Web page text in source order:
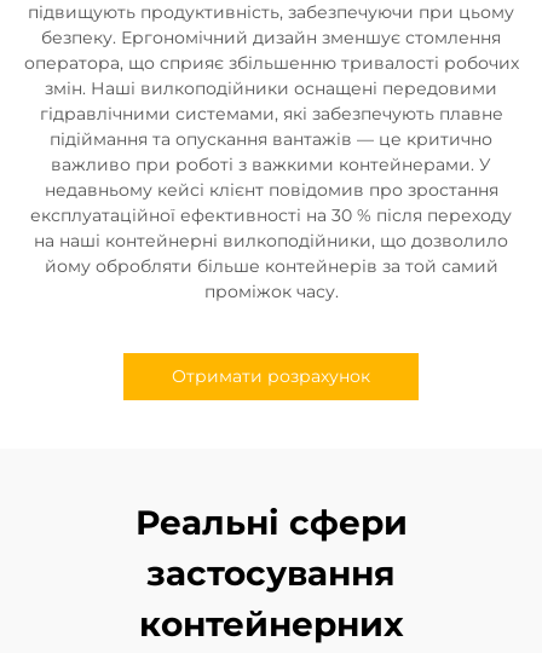
підвищують продуктивність, забезпечуючи при цьому
безпеку. Ергономічний дизайн зменшує стомлення
оператора, що сприяє збільшенню тривалості робочих
змін. Наші вилкоподійники оснащені передовими
гідравлічними системами, які забезпечують плавне
підіймання та опускання вантажів — це критично
важливо при роботі з важкими контейнерами. У
недавньому кейсі клієнт повідомив про зростання
експлуатаційної ефективності на 30 % після переходу
на наші контейнерні вилкоподійники, що дозволило
йому обробляти більше контейнерів за той самий
проміжок часу.
Отримати розрахунок
Реальні сфери
застосування
контейнерних